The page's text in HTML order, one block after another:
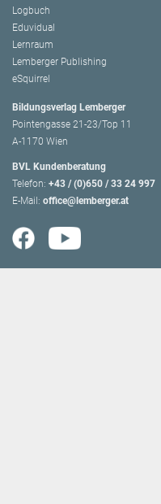
Logbuch
Eduvidual
Lernraum
Lemberger Publishing
eSquirrel
Bildungsverlag Lemberger
Pointengasse 21-23/Top 11
A-1170 Wien
BVL Kundenberatung
Telefon: +43 / (0)650 / 33 24 997
E-Mail: office@lemberger.at